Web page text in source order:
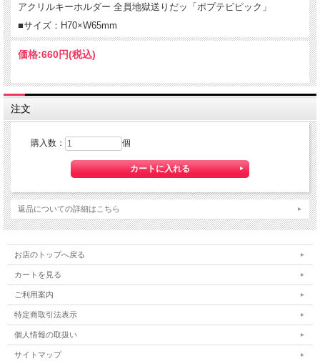
アクリルキーホルダー 全員地獄送りだッ「ポプテピピック」
■サイズ：H70×W65mm
価格:660円(税込)
注文
購入数： 個
返品についての詳細はこちら
お店のトップへ戻る
カートを見る
ご利用案内
特定商取引法表示
個人情報の取扱い
サイトマップ